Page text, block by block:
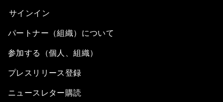
サインイン
パートナー（組織）について
参加する（個人、組織）
プレスリリース登録
ニュースレター購読